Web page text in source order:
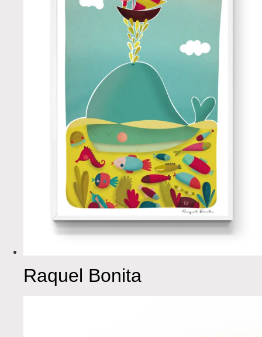
Raquel Bonita